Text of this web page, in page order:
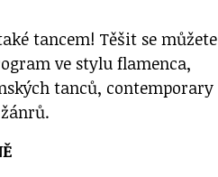
tancem! Těšit se můžete
ve stylu flamenca,
tanců, contemporary